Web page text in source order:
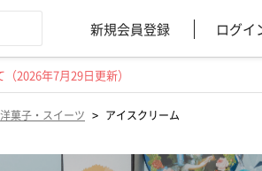
新規会員登録 ログイ
2026年7月29日更新）
洋菓子・スイーツ > アイスクリーム